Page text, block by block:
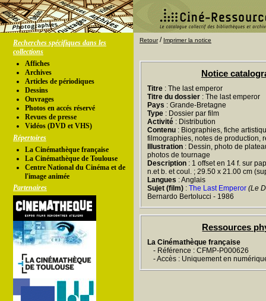
Recherches spécifiques dans les
collections
Affiches
Archives
Articles de périodiques
Dessins
Ouvrages
Photos en accés réservé
Revues de presse
Vidéos (DVD et VHS)
Répertoires
La Cinémathèque française
La Cinémathèque de Toulouse
Centre National du Cinéma et de
l'image animée
Partenaires
Retour/ Imprimer la notice
Notice
Titre : The last emperor
Titre du dossier : The last emperor
Pays : Grande-Bretagne
Type : Dossier par film
Activité : Distribution
Contenu : Biographies, fiche
filmographies, notes de production,
Illustration : Dessin, photo de
photos de tournage
Description : 1 offset en 14 f. sur
n.et b. et coul. ; 29.50 x 21.00 cm
Langues : Anglais
Sujet (film) : The Last Emperor (Le
Bernardo Bertolucci - 1986
Ressources
La Cinémathèque française
- Référence : CFMP-P000626
- Accès : Uniquement en